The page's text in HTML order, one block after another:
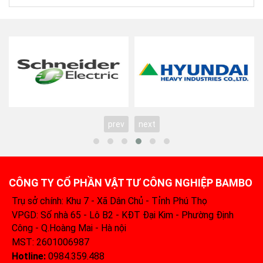
prev next
CÔNG TY CỔ PHẦN VẬT TƯ CÔNG NGHIỆP BAMBO
Trụ sở chính: Khu 7 - Xã Dân Chủ - Tỉnh Phú Thọ
VPGD: Số nhà 65 - Lô B2 - KĐT Đại Kim - Phường Định
Công - Q.Hoàng Mai - Hà nội
MST: 2601006987
Hotline: 0984.359.488‬